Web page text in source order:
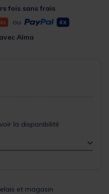
fois sans frais
ou
Alma
la disponibilité
et magasin